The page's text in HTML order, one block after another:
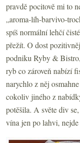
pravdě pocitově mi to
„aroma-líh-barvivo-
spíš normální lehčí
přežít. O dost
podniku Ryby &
ryb co zároveň nabízí
narychlo z něj
cokoliv jiného z
potěšila. A světe div
vína jen po lahvi,